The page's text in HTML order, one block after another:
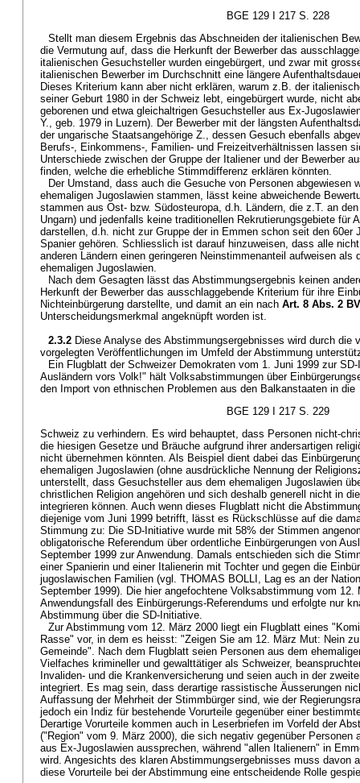
BGE 129 I 217 S. 228
Stellt man diesem Ergebnis das Abschneiden der italienischen
die Vermutung auf, dass die Herkunft der Bewerber das
italienischen Gesuchsteller wurden eingebürgert, und zwar mit
italienischen Bewerber im Durchschnitt eine längere
Dieses Kriterium kann aber nicht erklären, warum z.B. der
seiner Geburt 1980 in der Schweiz lebt, eingebürgert wurde, nicht
geborenen und etwa gleichaltrigen Gesuchsteller aus Ex-
Y., geb. 1979 in Luzern). Der Bewerber mit der längsten
der ungarische Staatsangehörige Z., dessen Gesuch ebenfalls
Berufs-, Einkommens-, Familien- und Freizeitverhältnissen lassen
Unterschiede zwischen der Gruppe der Italiener und der Bewerber
finden, welche die erhebliche Stimmdifferenz erklären könnten.
Der Umstand, dass auch die Gesuche von Personen abgewiesen
ehemaligen Jugoslawien stammen, lässt keine abweichende
stammen aus Ost- bzw. Südosteuropa, d.h. Ländern, die z.T. an
Ungarn) und jedenfalls keine traditionellen Rekrutierungsgebiete für
darstellen, d.h. nicht zur Gruppe der in Emmen schon seit den 60er
Spanier gehören. Schliesslich ist darauf hinzuweisen, dass alle
anderen Ländern einen geringeren Neinstimmenanteil aufweisen als
ehemaligen Jugoslawien.
Nach dem Gesagten lässt das Abstimmungsergebnis keinen
Herkunft der Bewerber das ausschlaggebende Kriterium für ihre
Nichteinbürgerung darstellte, und damit an ein nach Art. 8 Abs. 2 BV
Unterscheidungsmerkmal angeknüpft worden ist.
2.3.2 Diese Analyse des Abstimmungsergebnisses wird durch die
vorgelegten Veröffentlichungen im Umfeld der Abstimmung
Ein Flugblatt der Schweizer Demokraten vom 1. Juni 1999 zur
Ausländern vors Volk!" hält Volksabstimmungen über
den Import von ethnischen Problemen aus den Balkanstaaten in die
BGE 129 I 217 S. 229
Schweiz zu verhindern. Es wird behauptet, dass Personen nicht-
die hiesigen Gesetze und Bräuche aufgrund ihrer andersartigen
nicht übernehmen könnten. Als Beispiel dient dabei das
ehemaligen Jugoslawien (ohne ausdrückliche Nennung der
unterstellt, dass Gesuchsteller aus dem ehemaligen Jugoslawien
christlichen Religion angehören und sich deshalb generell nicht in
integrieren können. Auch wenn dieses Flugblatt nicht die
diejenige vom Juni 1999 betrifft, lässt es Rückschlüsse auf die
Stimmung zu: Die SD-Initiative wurde mit 58% der Stimmen
obligatorische Referendum über ordentliche Einbürgerungen von
September 1999 zur Anwendung. Damals entschieden sich die
einer Spanierin und einer Italienerin mit Tochter und gegen die
jugoslawischen Familien (vgl. THOMAS BOLLI, Lag es an der
September 1999). Die hier angefochtene Volksabstimmung vom 12.
Anwendungsfall des Einbürgerungs-Referendums und erfolgte nur
Abstimmung über die SD-Initiative.
Zur Abstimmung vom 12. März 2000 liegt ein Flugblatt eines
Rasse" vor, in dem es heisst: "Zeigen Sie am 12. März Mut: Nein
Gemeinde". Nach dem Flugblatt seien Personen aus dem
Vielfaches krimineller und gewalttätiger als Schweizer,
Invaliden- und die Krankenversicherung und seien auch in der
integriert. Es mag sein, dass derartige rassistische Äusserungen
Auffassung der Mehrheit der Stimmbürger sind, wie der
jedoch ein Indiz für bestehende Vorurteile gegenüber einer
Derartige Vorurteile kommen auch in Leserbriefen im Vorfeld der
("Region" vom 9. März 2000), die sich negativ gegenüber Personen
aus Ex-Jugoslawien aussprechen, während "allen Italienern" in
wird. Angesichts des klaren Abstimmungsergebnisses muss davon
diese Vorurteile bei der Abstimmung eine entscheidende Rolle